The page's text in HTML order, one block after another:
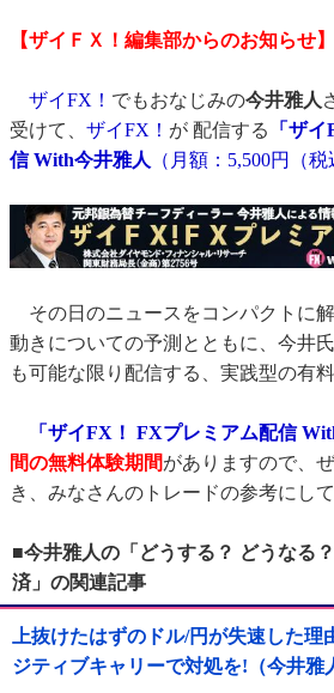
【ザイＦＸ！編集部からのお知らせ】
ザイFX！ でもおなじみの今井雅人
受けて、 ザイFX！ が 配信する
「ザ
信 With今井雅人
（月額：5,500円（税
その日のニュースをコンパクトに
動きについての予測とともに、今井
も可能な限り配信する、実践型の有
「ザイFX！ FXプレミアム配信
間の無料体験期間がありますので、
き、みなさんのトレードの参考にし
■今井雅人の「どうする？ どうなる
済」の関連記事
上抜けたはずのドル/円が失速した理
ジティブキャリーで対処を!（今井雅